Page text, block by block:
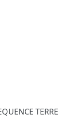
TERRE